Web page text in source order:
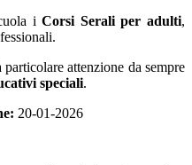
iCorsi Serali per adulti,
attenzione da sempre
speciali.
20-01-2026